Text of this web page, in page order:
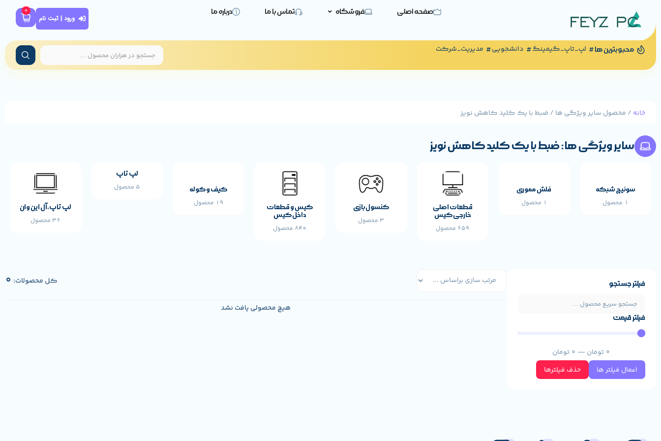
صفحه اصلی فروشگاه تماس با ما درباره ما
ورود | ثبت نام
0
محبوبترین ها لپ_تاپ_گیمینگ دانشجویی مدیریت_شرکت
خانه / محصول سایر ویژگی ها / ضبط با یک کلید کاهش نویز
سایر ویژگی ها: ضبط با یک کلید کاهش نویز
سوئیچ شبکه
1 محصول
فلش مموری
1 محصول
قطعات اصلی
خارجی کیس
659 محصول
کنسول بازی
3 محصول
کیس و قطعات
داخل کیس
840 محصول
کیف و کوله
19 محصول
لپ تاپ
5 محصول
لپ تاپ،آل این وان
36 محصول
فیلتر جستجو
فیلتر قیمت
0 تومان —
0 تومان
اعمال فیلتر ها
حذف فیلترها
کل محصولات: 0
هیچ محصولی یافت نشد